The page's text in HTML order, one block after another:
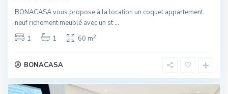
BONACASA vous propose à la location un coquet appartement
neuf richement meublé avec un st...
1
1 60 m2
BONACASA